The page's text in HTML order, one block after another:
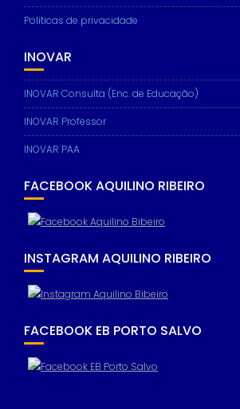
Politicas de privacidade
INOVAR
INOVAR Consulta (Enc. de Educação)
INOVAR Professor
INOVAR PAA
FACEBOOK AQUILINO RIBEIRO
INSTAGRAM AQUILINO RIBEIRO
FACEBOOK EB PORTO SALVO